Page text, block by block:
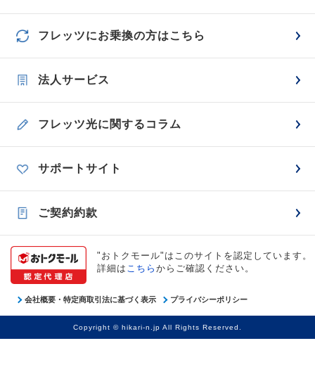
フレッツにお乗換の方はこちら
法人サービス
フレッツ光に関するコラム
サポートサイト
ご契約約款
"おトクモール"はこのサイトを認定しています。
詳細は こちら からご確認ください。
会社概要・特定商取引法に基づく表示 プライバシーポリシー
Copyright © hikari-n.jp All Rights Reserved.